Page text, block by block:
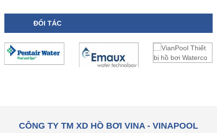
ĐỐI TÁC
CÔNG TY TM XD HỒ BƠI VINA - VINAPOOL